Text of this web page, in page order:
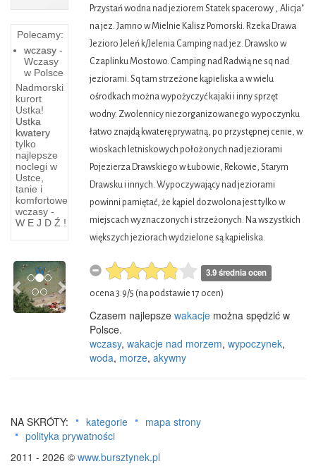
Polecamy:
wczasy -
Wczasy
w Polsce
Nadmorski
kurort
Ustka!
Ustka
kwatery
tylko
najlepsze
noclegi w
Ustce,
tanie i
komfortowe
wczasy -
W E J D Ź !
Mierzeja
Helska
Mierzeja
Helska
CHAŁUPY.
Wieś
rybacka
W
PreviousNext
Przystań wodna nad jeziorem Statek spacerowy ,.Alicja"
na jez. Jamno w Mielnie Kalisz Pomorski. Rzeka Drawa
Jezioro Jeleń k/Jelenia Camping nad jez. Drawsko w
Czaplinku Mostowo. Camping nad Radwią ne sq nad
jeziorami. Sq tam strzeżone kąpieliska a w wielu
ośrodkach można wypożyczyć kajaki i inny sprzęt
wodny. Zwolennicy niezorganizowanego wypoczynku
łatwo znajdą kwaterę prywatną, po przystępnej cenie, w
wioskach letniskowych położonych nad jeziorami
Pojezierza Drawskiego w Łubowie, Rekowie, Starym
Drawsku i innych. Wypoczywający nad jeziorami
powinni pamiętać, że kąpiel dozwolona jest tylko w
miejscach wyznaczonych i strzeżonych. Na wszystkich
większych jeziorach wydzielone są kąpieliska.
3.9 średnia ocen
ocena 3.9/5 (na podstawie 17 ocen)
Czasem najlepsze wakacje można spędzić w
Polsce.
wczasy, wakacje nad morzem, wypoczynek,
woda, morze, akywny
NA SKRÓTY: kategorie
mapa strony
polityka prywatności
2011 - 2026 © www.bursztynek.pl